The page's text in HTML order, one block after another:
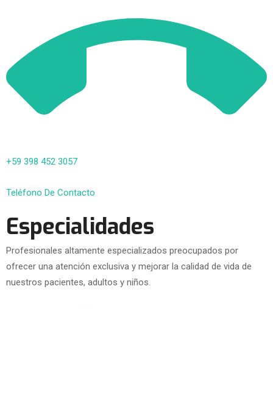
+59 398 452 3057
Teléfono De Contacto
Especialidades
Profesionales altamente especializados preocupados por
ofrecer una atención exclusiva y mejorar la calidad de vida de
nuestros pacientes, adultos y niños.